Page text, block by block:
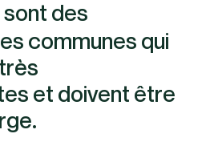
sont des
communes qui
et doivent être